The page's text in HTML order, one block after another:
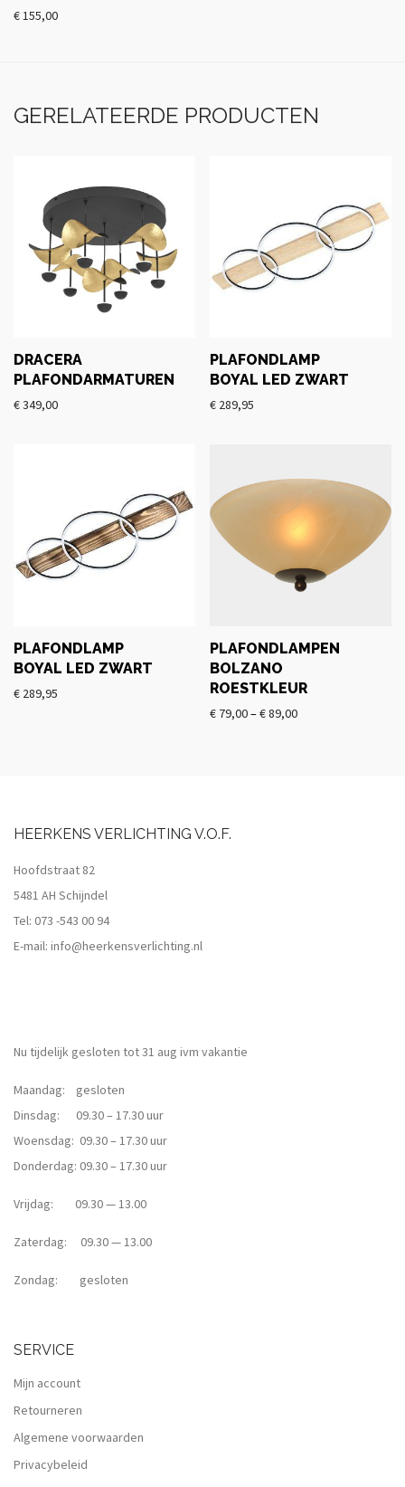
€155,00
GERELATEERDE PRODUCTEN
DRACERA
PLAFONDARMATUREN
€349,00
PLAFONDLAMP
BOYAL LED ZWART
€ 289,95
PLAFONDLAMP
BOYAL LED ZWART
€ 289,95
PLAFONDLAMPEN
BOLZANO
ROESTKLEUR
€ 79,00–€89,00
HEERKENS VERLICHTING V.O.F.
Hoofdstraat 82
5481 AH Schijndel
Tel: 073 -543 00 94
E-mail: info@heerkensverlichting.nl
Nu tijdelijk gesloten tot 31 aug ivm vakantie
Maandag: gesloten
Dinsdag: 09.30 – 17.30 uur
Woensdag: 09.30 – 17.30 uur
Donderdag: 09.30 – 17.30 uur
Vrijdag: 09.30 — 13.00
Zaterdag: 09.30 — 13.00
Zondag: gesloten
SERVICE
Mijn account
Retourneren
Algemene voorwaarden
Privacybeleid